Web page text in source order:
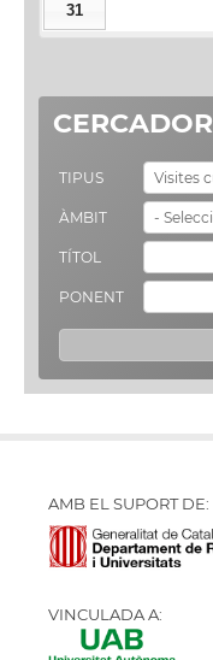
31
CERCADOR
TIPUS
ÀMBIT
TÍTOL
PONENT
AMB EL SUPORT DE:
VINCULADA A: